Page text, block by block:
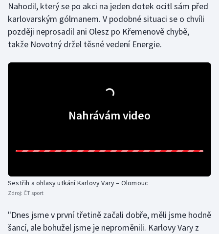
Házená
Jezdectví
Moderní pětiboj
Olympijské hry
Parasport
Nahodil, který se po akci na jeden dotek ocitl sám před
karlovarským gólmanem. V podobné situaci se o chvíli
později neprosadil ani Olesz po Křemenově chybě,
takže Novotný držel těsné vedení Energie.
Nahrávám video
Sestřih a ohlasy utkání Karlovy Vary – Olomouc
Zdroj: ČT sport
"Dnes jsme v první třetině začali dobře, měli jsme hodně
šancí, ale bohužel jsme je neproměnili. Karlovy Vary z